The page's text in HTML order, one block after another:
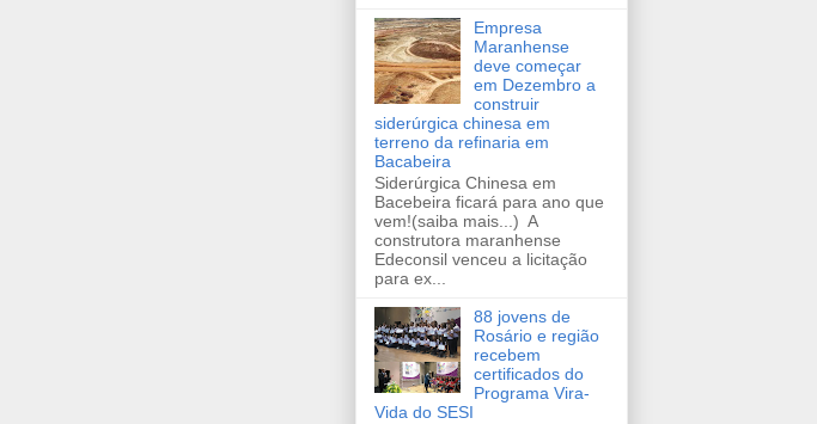
Empresa
Maranhense
deve começar
em Dezembro a
construir
siderúrgica chinesa em
terreno da refinaria em
Bacabeira
Siderúrgica Chinesa em
Bacebeira ficará para ano que
vem!(saiba mais...) A
construtora maranhense
Edeconsil venceu a licitação
para ex...
88 jovens de
Rosário e região
recebem
certificados do
Programa Vira-
Vida do SESI